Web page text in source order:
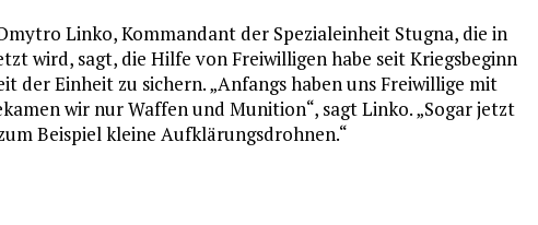
Linko, Kommandant der Spezialeinheit Stugna, die in
wird, sagt, die Hilfe von Freiwilligen habe seit Kriegsbeginn
der Einheit zu sichern. „Anfangs haben uns Freiwillige mit
wir nur Waffen und Munition“, sagt Linko. „Sogar jetzt
Beispiel kleine Aufklärungsdrohnen.“